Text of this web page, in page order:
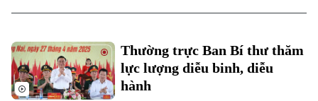
Thường trực Ban Bí thư thăm
lực lượng diễu binh, diễu
hành